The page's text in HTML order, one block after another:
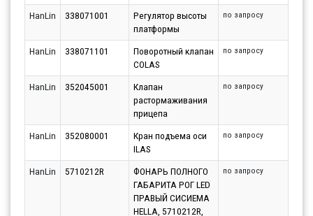
HanLin 338071001
Регулятор высоты
платформы
по запросу
HanLin 338071101
Поворотный клапан
COLAS
по запросу
HanLin 352045001
Клапан
растормаживания
прицепа
по запросу
HanLin 352080001
Кран подъема оси
ILAS
по запросу
HanLin 5710212R
ФОНАРЬ ПОЛНОГО
ГАБАРИТА РОГ LED
ПРАВЫЙ СИСИЕМА
HELLA, 5710212R,
по запросу